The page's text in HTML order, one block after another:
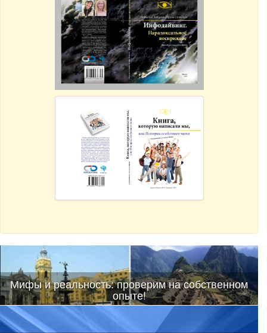
Мифы и реальность: проверим на собственном
опыте!